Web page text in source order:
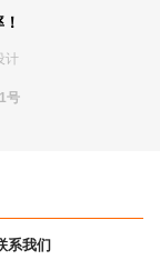
计
号
系我们